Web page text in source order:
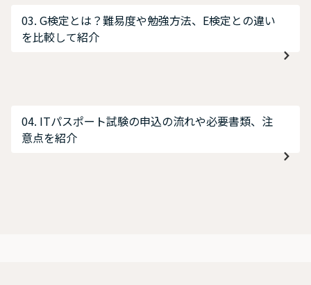
03. G検定とは？難易度や勉強方法、E検定との違い
を比較して紹介
04. ITパスポート試験の申込の流れや必要書類、注
意点を紹介